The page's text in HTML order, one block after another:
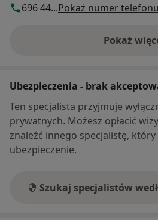
696 44...Pokaż numer telefonu
Pokażo
Ubezpieczenia - brak
Ten specjalista przyjmuje
prywatnych. Możesz opłacić
znaleźć innego specjalistę,
ubezpieczenie.
Szukaj specjalistów